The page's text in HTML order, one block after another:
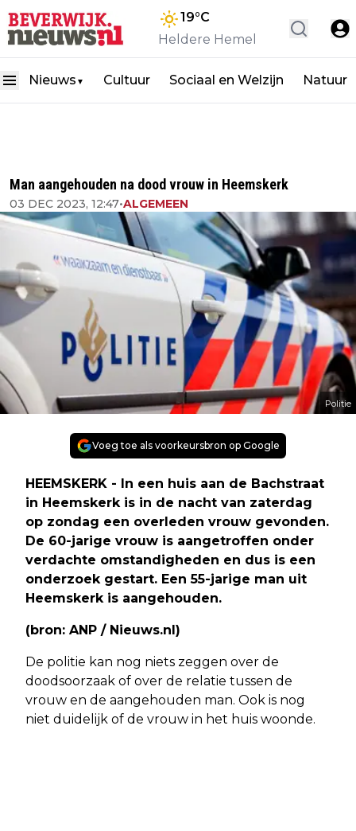
19°C
Heldere Hemel
Nieuws ▼ Cultuur Sociaal en Welzijn Natuur
Man aangehouden na dood vrouw in Heemskerk
03 DEC 2023, 12:47•ALGEMEEN
Politie
Voeg toe als voorkeursbron op Google
HEEMSKERK - In een huis aan de Bachstraat
in Heemskerk is in de nacht van zaterdag
op zondag een overleden vrouw gevonden.
De 60-jarige vrouw is aangetroffen onder
verdachte omstandigheden en dus is een
onderzoek gestart. Een 55-jarige man uit
Heemskerk is aangehouden.
(bron: ANP / Nieuws.nl)
De politie kan nog niets zeggen over de
doodsoorzaak of over de relatie tussen de
vrouw en de aangehouden man. Ook is nog
niet duidelijk of de vrouw in het huis woonde.